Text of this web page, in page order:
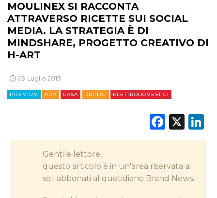
CINEMA
EDITORIA
MOULINEX SI RACCONTA
ATTRAVERSO RICETTE SUI SOCIAL
MEDIA. LA STRATEGIA È DI
MINDSHARE, PROGETTO CREATIVO DI
H-ART
09 Luglio 2013
PREMIUM ADV CASA DIGITAL ELETTRODOMESTICI
X
Gentile lettore,
questo articolo è in un'area riservata ai
soli abbonati al quotidiano Brand News.